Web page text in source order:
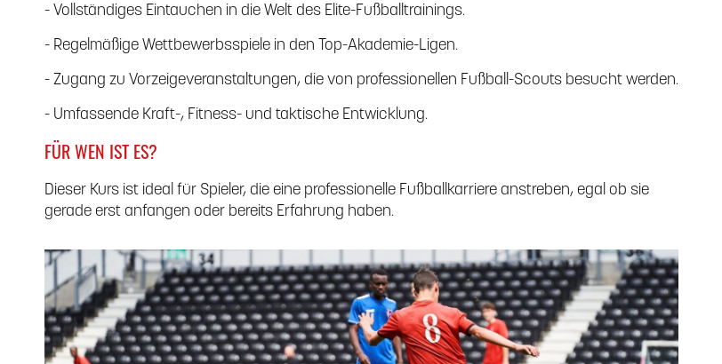
- Vollständiges Eintauchen in die Welt des Elite-Fußballtrainings.
- Regelmäßige Wettbewerbsspiele in den Top-Akademie-Ligen.
- Zugang zu Vorzeigeveranstaltungen, die von professionellen Fußball-Scouts besucht werden.
- Umfassende Kraft-, Fitness- und taktische Entwicklung.
FÜR WEN IST ES?
Dieser Kurs ist ideal für Spieler, die eine professionelle Fußballkarriere anstreben, egal ob sie
gerade erst anfangen oder bereits Erfahrung haben.